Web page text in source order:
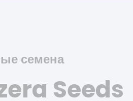
семена
Seeds
In Offer
Offer
From